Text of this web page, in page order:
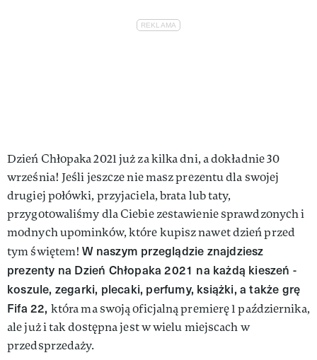
Dzień Chłopaka 2021 już za kilka dni, a dokładnie 30
września! Jeśli jeszcze nie masz prezentu dla swojej
drugiej połówki, przyjaciela, brata lub taty,
przygotowaliśmy dla Ciebie zestawienie sprawdzonych i
modnych upominków, które kupisz nawet dzień przed
tym świętem!W naszym przeglądzie znajdziesz
prezenty na Dzień Chłopaka 2021 na każdą kieszeń -
koszule, zegarki, plecaki, perfumy, książki, a także grę
Fifa 22, która ma swoją oficjalną premierę 1 października,
ale już i tak dostępna jest w wielu miejscach w
przedsprzedaży.